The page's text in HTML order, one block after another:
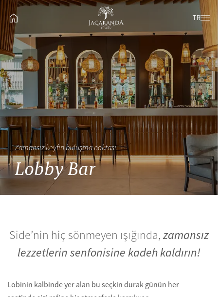
TR
Zamansız keyfin buluşma noktası.
Lobby Bar
Side’nin hiç sönmeyen ışığında,zamansız
lezzetlerin senfonisine kadeh kaldırın!
Lobinin kalbinde yer alan bu seçkin durak günün her